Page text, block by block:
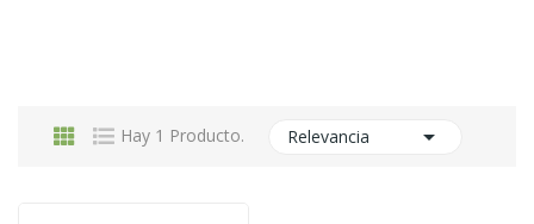
Hay 1 Producto. Relevancia 